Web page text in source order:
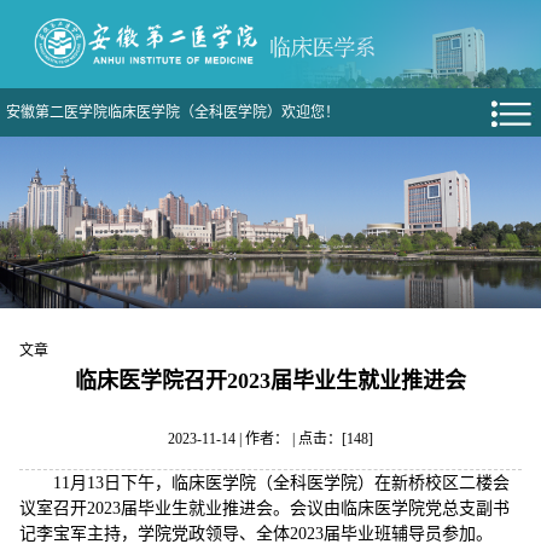
安徽第二医学院临床医学院（全科医学院）欢迎您！
文章
临床医学院召开2023届毕业生就业推进会
2023-11-14 | 作者： | 点击：[148]
11月13日下午，临床医学院（全科医学院）在新桥校区二楼会
议室召开2023届毕业生就业推进会。会议由临床医学院党总支副书
记李宝军主持，学院党政领导、全体2023届毕业班辅导员参加。